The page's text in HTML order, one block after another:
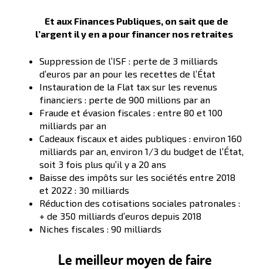
Et aux Finances Publiques, on sait que de
l’argent il y en a pour financer nos retraites
Suppression de l’ISF : perte de 3 milliards
d’euros par an pour les recettes de l’État
Instauration de la Flat tax sur les revenus
financiers : perte de 900 millions par an
Fraude et évasion fiscales : entre 80 et 100
milliards par an
Cadeaux fiscaux et aides publiques : environ 160
milliards par an, environ 1/3 du budget de l’État,
soit 3 fois plus qu’il y a 20 ans
Baisse des impôts sur les sociétés entre 2018
et 2022 : 30 milliards
Réduction des cotisations sociales patronales :
+ de 350 milliards d’euros depuis 2018
Niches fiscales : 90 milliards
Le meilleur moyen de faire